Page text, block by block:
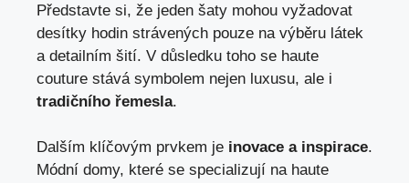
Představte si, že jeden šaty mohou vyžadovat
desítky hodin strávených pouze na výběru látek
a detailním šití. V důsledku toho se haute
couture stává symbolem nejen luxusu, ale i
tradičního řemesla.
Dalším klíčovým prvkem je inovace a inspirace.
Módní domy, které se specializují na haute